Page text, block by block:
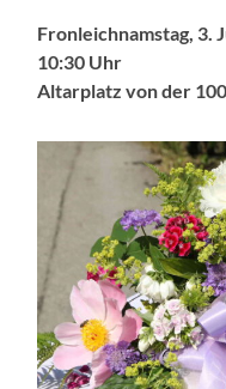
Fronleichnamstag, 3.
10:30 Uhr
Altarplatz von der